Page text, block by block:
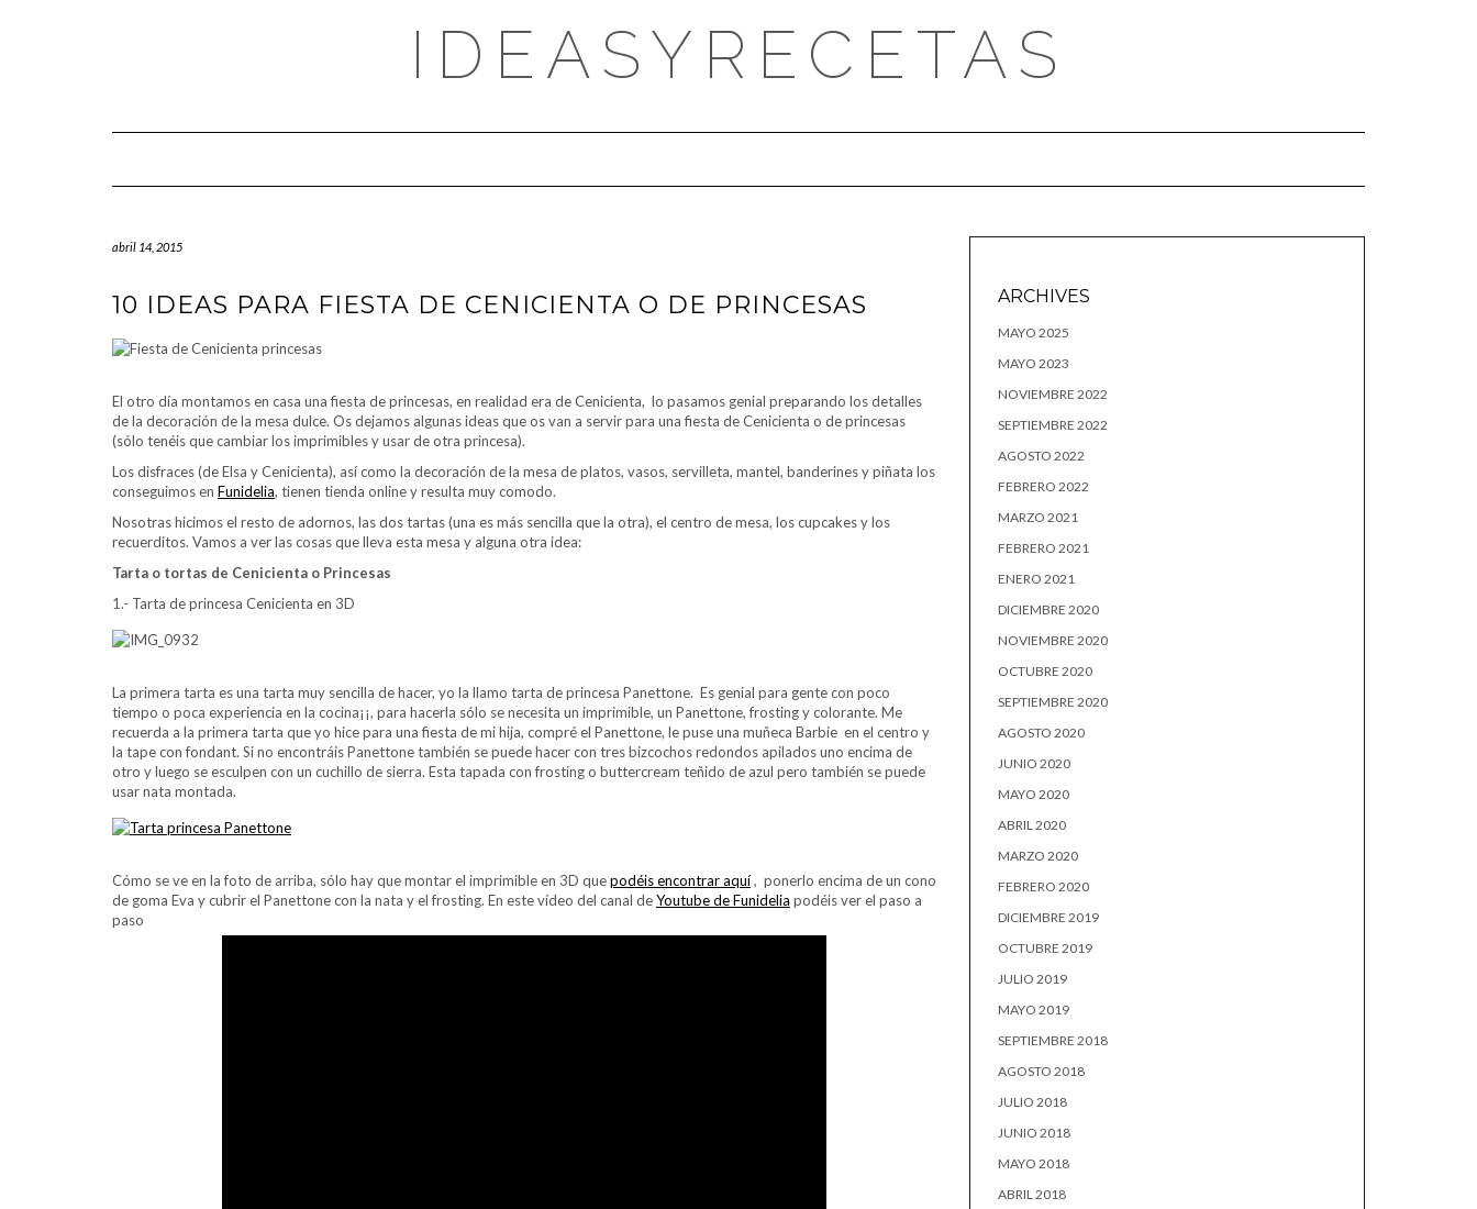
IDEASYRECETAS
abril 14, 2015
10 IDEAS PARA FIESTA DE CENICIENTA O DE PRINCESAS
El otro día montamos en casa una fiesta de princesas, en realidad era de Cenicienta, lo pasamos genial preparando los detalles
de la decoración de la mesa dulce. Os dejamos algunas ideas que os van a servir para una fiesta de Cenicienta o de princesas
(sólo tenéis que cambiar los imprimibles y usar de otra princesa).
Los disfraces (de Elsa y Cenicienta), así como la decoración de la mesa de platos, vasos, servilleta, mantel, banderines y piñata los
conseguimos en Funidelia, tienen tienda online y resulta muy comodo.
Nosotras hicimos el resto de adornos, las dos tartas (una es más sencilla que la otra), el centro de mesa, los cupcakes y los
recuerditos. Vamos a ver las cosas que lleva esta mesa y alguna otra idea:
Tarta o tortas de Cenicienta o Princesas
1.- Tarta de princesa Cenicienta en 3D
La primera tarta es una tarta muy sencilla de hacer, yo la llamo tarta de princesa Panettone. Es genial para gente con poco
tiempo o poca experiencia en la cocina¡¡, para hacerla sólo se necesita un imprimible, un Panettone, frosting y colorante. Me
recuerda a la primera tarta que yo hice para una fiesta de mi hija, compré el Panettone, le puse una muñeca Barbie en el centro y
la tape con fondant. Si no encontráis Panettone también se puede hacer con tres bizcochos redondos apilados uno encima de
otro y luego se esculpen con un cuchillo de sierra. Esta tapada con frosting o buttercream teñido de azul pero también se puede
usar nata montada.
Cómo se ve en la foto de arriba, sólo hay que montar el imprimible en 3D quepodéis encontrar aquí, ponerlo encima de un cono
de goma Eva y cubrir el Panettone con la nata y el frosting. En este vídeo del canal deYoutube de Funidelia podéis ver el paso a
paso
ARCHIVES
MAYO 2025
MAYO 2023
NOVIEMBRE 2022
SEPTIEMBRE 2022
AGOSTO 2022
FEBRERO 2022
MARZO 2021
FEBRERO 2021
ENERO 2021
DICIEMBRE 2020
NOVIEMBRE 2020
OCTUBRE 2020
SEPTIEMBRE 2020
AGOSTO 2020
JUNIO 2020
MAYO 2020
ABRIL 2020
MARZO 2020
FEBRERO 2020
DICIEMBRE 2019
OCTUBRE 2019
JULIO 2019
MAYO 2019
SEPTIEMBRE 2018
AGOSTO 2018
JULIO 2018
JUNIO 2018
MAYO 2018
ABRIL 2018